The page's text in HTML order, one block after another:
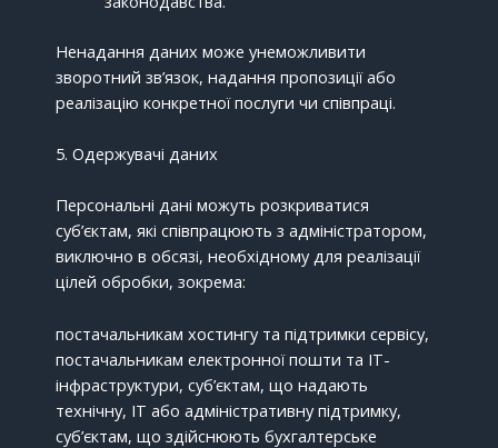
Ненадання даних може унеможливити
зворотний зв’язок, надання пропозиції або
реалізацію конкретної послуги чи співпраці.
5. Одержувачі даних
Персональні дані можуть розкриватися
суб’єктам, які співпрацюють з адміністратором,
виключно в обсязі, необхідному для реалізації
цілей обробки, зокрема:
постачальникам хостингу та підтримки сервісу,
постачальникам електронної пошти та ІТ-
інфраструктури, суб’єктам, що надають
технічну, ІТ або адміністративну підтримку,
суб’єктам, що здійснюють бухгалтерське